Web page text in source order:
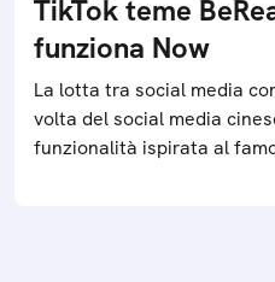
TikTok teme
funziona Now
La lotta tra social media
volta del social media
funzionalità ispirata al